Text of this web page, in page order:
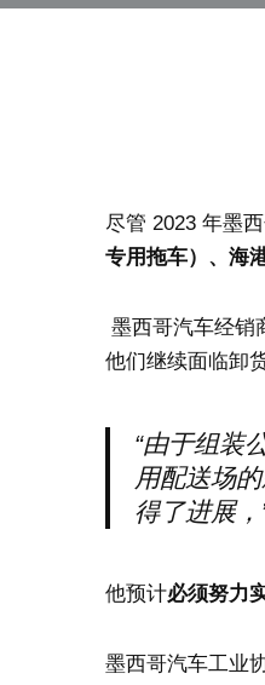
尽管 2023 年墨
专用拖车）、海
墨西哥汽车经销
他们继续面临卸
“由于组装
用配送场
得了进展，
他预计必须努力
墨西哥汽车工业